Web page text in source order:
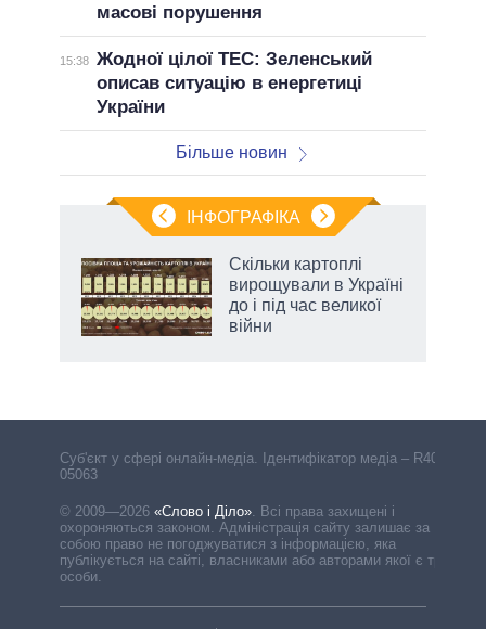
масові порушення
15:38 Жодної цілої ТЕС: Зеленський
описав ситуацію в енергетиці
України
Більше новин
ІНФОГРАФІКА
Скільки картоплі
вирощували в Україні
до і під час великої
війни
Cуб'єкт у сфері онлайн-медіа. Ідентифікатор медіа – R40-
05063
© 2009—2026 «Слово і Діло». Всі права захищені і
охороняються законом. Адміністрація сайту залишає за
собою право не погоджуватися з інформацією, яка
публікується на сайті, власниками або авторами якої є треті
особи.